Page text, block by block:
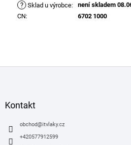
? Sklad u výrobce:
není skladem
CN: 6702 1000
Kontakt
obchod@itvlaky.cz
+420577912599